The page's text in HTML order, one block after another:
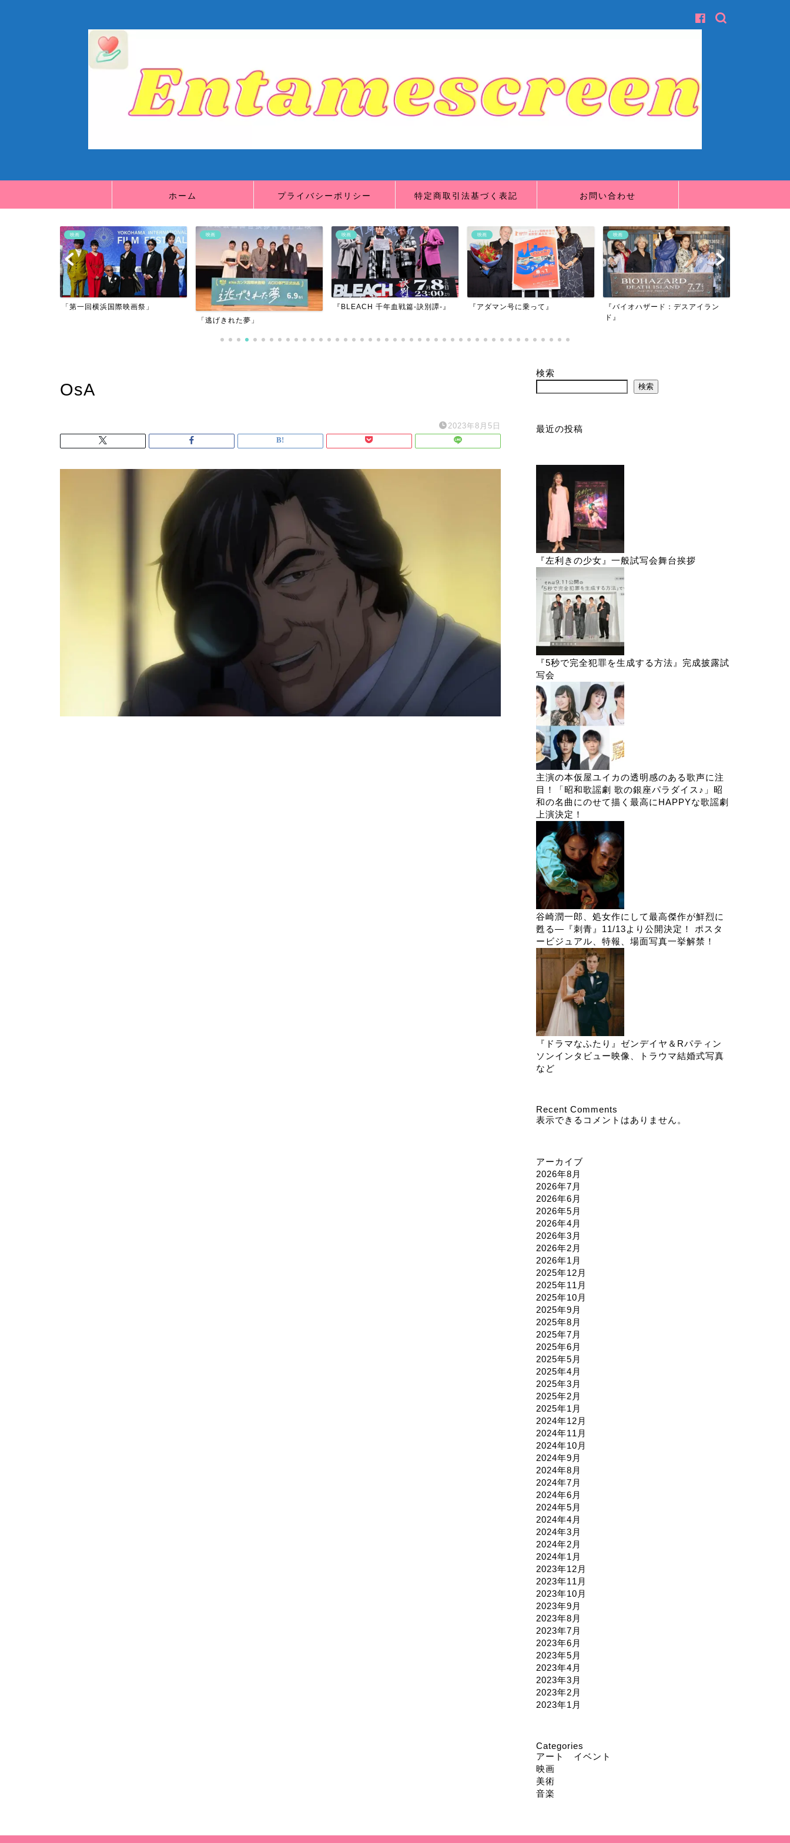
ホーム プライバシーポリシー 特定商取引法基づく表記 お問い合わせ
映画
「第一回横浜国際映画祭」
映画
「逃げきれた夢」
映画
『BLEACH 千年血戦篇-訣別譚-』
映画
『アダマン号に乗って』
映画
『バイオハザード：デスアイラン
ド』
OsA
2023年8月5日
検索
検索
最近の投稿
『左利きの少女』一般試写会舞台挨拶
『5秒で完全犯罪を生成する方法』完成披露試
写会
主演の本仮屋ユイカの透明感のある歌声に注
目！「昭和歌謡劇 歌の銀座パラダイス♪」昭
和の名曲にのせて描く最高にHAPPYな歌謡劇
上演決定！
谷崎潤一郎、処女作にして最高傑作が鮮烈に
甦る―『刺青』11/13より公開決定！ ポスタ
ービジュアル、特報、場面写真一挙解禁！
『ドラマなふたり』ゼンデイヤ＆Rパティン
ソンインタビュー映像、トラウマ結婚式写真
など
Recent Comments
表示できるコメントはありません。
アーカイブ
2026年8月
2026年7月
2026年6月
2026年5月
2026年4月
2026年3月
2026年2月
2026年1月
2025年12月
2025年11月
2025年10月
2025年9月
2025年8月
2025年7月
2025年6月
2025年5月
2025年4月
2025年3月
2025年2月
2025年1月
2024年12月
2024年11月
2024年10月
2024年9月
2024年8月
2024年7月
2024年6月
2024年5月
2024年4月
2024年3月
2024年2月
2024年1月
2023年12月
2023年11月
2023年10月
2023年9月
2023年8月
2023年7月
2023年6月
2023年5月
2023年4月
2023年3月
2023年2月
2023年1月
Categories
アート イベント
映画
美術
音楽